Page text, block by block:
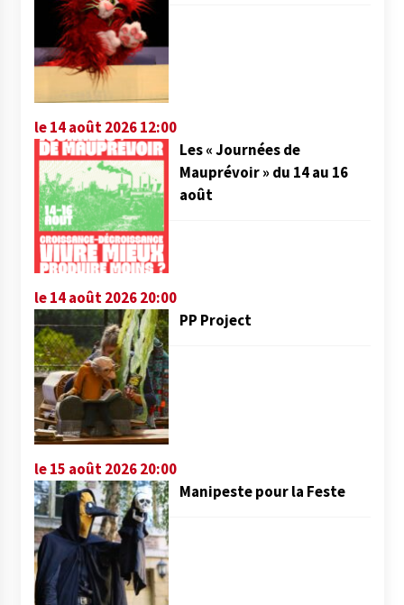
le 14 août 2026 12:00
Les « Journées de
Mauprévoir » du 14 au 16
août
le 14 août 2026 20:00
PP Project
le 15 août 2026 20:00
Manipeste pour la Feste